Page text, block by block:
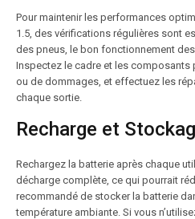
Pour maintenir les performances
1.5, des vérifications régulières sont
des pneus, le bon fonctionnement
Inspectez le cadre et les composants
ou de dommages, et effectuez les
chaque sortie.
Recharge et
Rechargez la batterie après chaque
décharge complète, ce qui pourrait
recommandé de stocker la batterie
température ambiante. Si vous